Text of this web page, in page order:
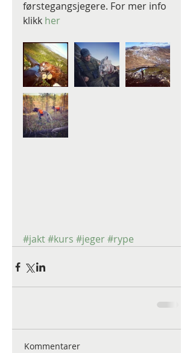
førstegangsjegere. For mer info
klikk her
#jakt#kurs #jeger#rype
Kommentarer